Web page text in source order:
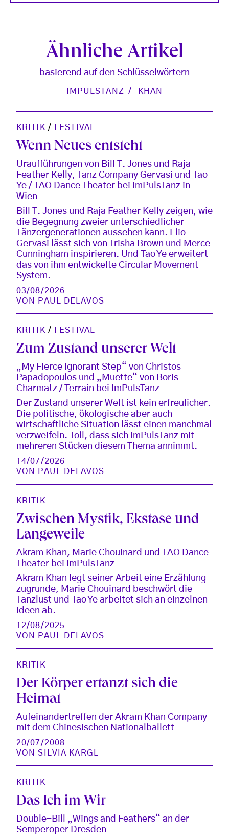
Ähnliche Artikel
basierend auf den Schlüsselwörtern
IMPULSTANZ KHAN
KRITIK / FESTIVAL
Wenn Neues entsteht
Uraufführungen von Bill T. Jones und Raja
Feather Kelly, Tanz Company Gervasi und Tao
Ye / TAO Dance Theater bei ImPulsTanz in
Wien
Bill T. Jones und Raja Feather Kelly zeigen, wie
die Begegnung zweier unterschiedlicher
Tänzergenerationen aussehen kann. Elio
Gervasi lässt sich von Trisha Brown und Merce
Cunningham inspirieren. Und Tao Ye erweitert
das von ihm entwickelte Circular Movement
System.
03/08/2026
VON
PAUL DELAVOS
KRITIK / FESTIVAL
Zum Zustand unserer Welt
„My Fierce Ignorant Step“ von Christos
Papadopoulos und „Muette“ von Boris
Charmatz / Terrain bei ImPulsTanz
Der Zustand unserer Welt ist kein erfreulicher.
Die politische, ökologische aber auch
wirtschaftliche Situation lässt einen manchmal
verzweifeln. Toll, dass sich ImPulsTanz mit
mehreren Stücken diesem Thema annimmt.
14/07/2026
VON
PAUL DELAVOS
KRITIK
Zwischen Mystik, Ekstase und
Langeweile
Akram Khan, Marie Chouinard und TAO Dance
Theater bei ImPulsTanz
Akram Khan legt seiner Arbeit eine Erzählung
zugrunde, Marie Chouinard beschwört die
Tanzlust und Tao Ye arbeitet sich an einzelnen
Ideen ab.
12/08/2025
VON
PAUL DELAVOS
KRITIK
Der Körper ertanzt sich die
Heimat
Aufeinandertreffen der Akram Khan Company
mit dem Chinesischen Nationalballett
20/07/2008
VONSILVIA KARGL
KRITIK
Das Ich im Wir
Double-Bill „Wings and Feathers“ an der
Semperoper Dresden